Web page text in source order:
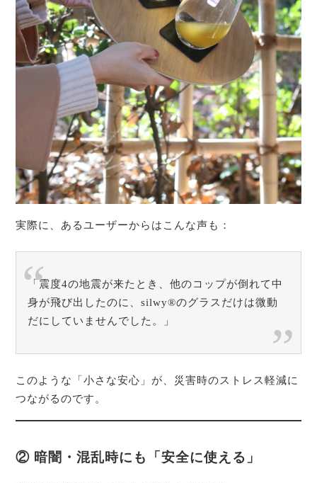
実際に、あるユーザーからはこんな声も：
「震度4の地震が来たとき、他のコップが倒れて中
身が飛び出したのに、silwy®のグラスだけは微動
だにしていませんでした。」
このような「小さな安心」が、災害時のストレス軽減に
つながるのです。
② 暗闇・混乱時にも「安全に使える」